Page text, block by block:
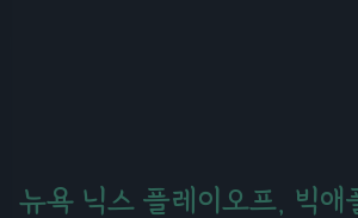
뉴욕 닉스 플레이오프, 빅애